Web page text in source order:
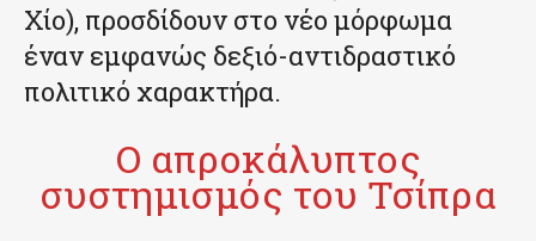
Χίο), προσδίδουν στο νέο μόρφωμα
έναν εμφανώς δεξιό-αντιδραστικό
πολιτικό χαρακτήρα.
Ο απροκάλυπτος
συστημισμός του Τσίπρα